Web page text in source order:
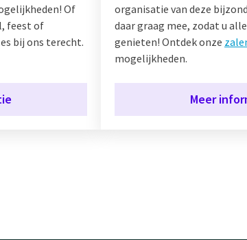
Of
feest of
bij ons terecht.
organisatie van deze
daar graag mee, zodat u
genieten! Ontdek onze
mogelijkheden.
Meer